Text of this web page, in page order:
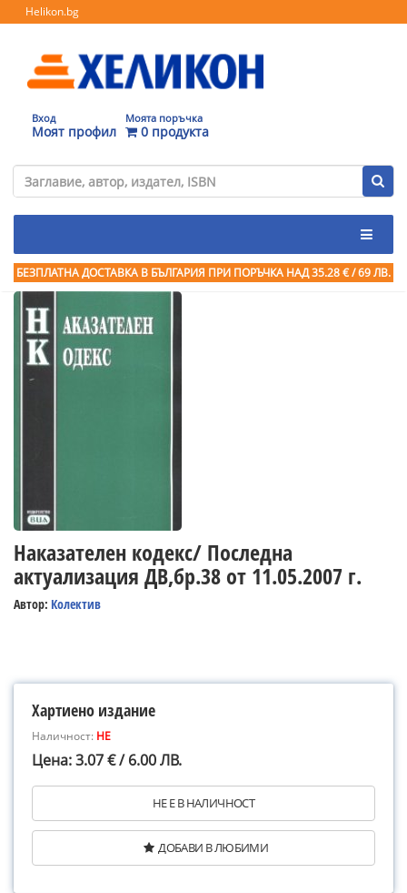
Helikon.bg
Вход
Моят профил
Моята поръчка
0 продукта
БЕЗПЛАТНА ДОСТАВКА В БЪЛГАРИЯ ПРИ ПОРЪЧКА НАД 35.28 € / 69 ЛВ.
Наказателен кодекс/ Последна
актуализация ДВ,бр.38 от 11.05.2007 г.
Автор: Колектив
Хартиено издание
Наличност: НЕ
Цена: 3.07 € / 6.00 ЛВ.
НЕ Е В НАЛИЧНОСТ
ДОБАВИ В ЛЮБИМИ